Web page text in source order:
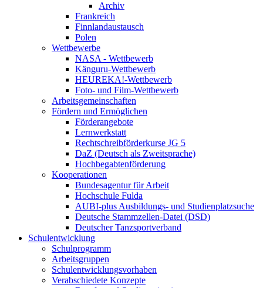
Archiv
Frankreich
Finnlandaustausch
Polen
Wettbewerbe
NASA - Wettbewerb
Känguru-Wettbewerb
HEUREKA!-Wettbewerb
Foto- und Film-Wettbewerb
Arbeitsgemeinschaften
Fördern und Ermöglichen
Förderangebote
Lernwerkstatt
Rechtschreibförderkurse JG 5
DaZ (Deutsch als Zweitsprache)
Hochbegabtenförderung
Kooperationen
Bundesagentur für Arbeit
Hochschule Fulda
AUBI-plus Ausbildungs- und Studienplatzsuche
Deutsche Stammzellen-Datei (DSD)
Deutscher Tanzsportverband
Schulentwicklung
Schulprogramm
Arbeitsgruppen
Schulentwicklungsvorhaben
Verabschiedete Konzepte